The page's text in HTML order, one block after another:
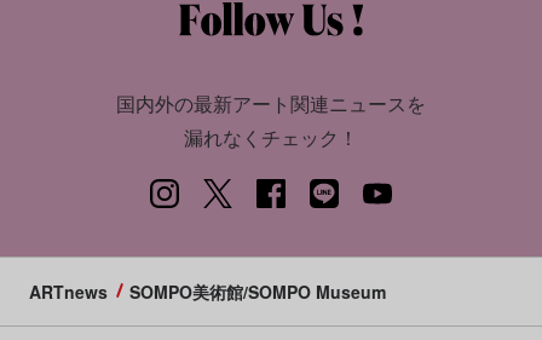
国内外の最新アート関連ニュースを
漏れなくチェック！
ARTnews SOMPO美術館/SOMPO Museum